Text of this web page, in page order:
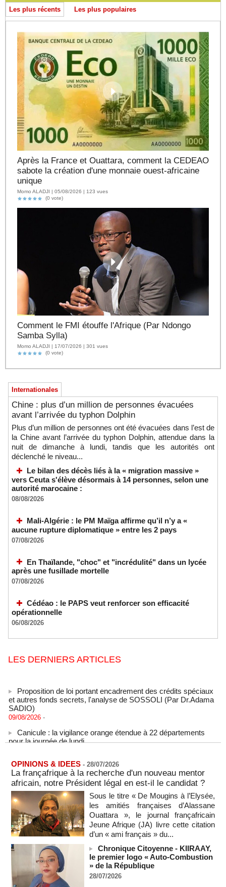
Les plus récents Les plus populaires
Après la France et Ouattara, comment la CEDEAO
sabote la création d'une monnaie ouest-africaine
unique
Momo ALADJI | 05/08/2026 | 123 vues
(0 vote)
Comment le FMI étouffe l'Afrique (Par Ndongo
Samba Sylla)
Momo ALADJI | 17/07/2026 | 301 vues
(0 vote)
Internationales
Chine : plus d’un million de personnes évacuées
avant l’arrivée du typhon Dolphin
Plus d’un million de personnes ont été évacuées dans l’est de
la Chine avant l’arrivée du typhon Dolphin, attendue dans la
nuit de dimanche à lundi, tandis que les autorités ont
déclenché le niveau...
Le bilan des décès liés à la « migration massive »
vers Ceuta s'élève désormais à 14 personnes, selon une
autorité marocaine :
08/08/2026
Mali-Algérie : le PM Maïga affirme qu’il n’y a «
aucune rupture diplomatique » entre les 2 pays
07/08/2026
En Thaïlande, "choc" et "incrédulité" dans un lycée
après une fusillade mortelle
07/08/2026
Cédéao : le PAPS veut renforcer son efficacité
opérationnelle
06/08/2026
LES DERNIERS ARTICLES
et autres fonds secrets, l'analyse de SOSSOLI (Par Dr.Adama
SADIO)
09/08/2026
pour la journée de lundi
09/08/2026 -
Biden s’est aggravé, annonce son fils
09/08/2026 -
Des échanges de frappes font cinq morts en Ukraine et en
Russie
09/08/2026 -
L'Iran exige pour rouvrir Ormuz que les Etats-Unis acceptent
"toutes" ses conditions
Iran : « aucune négociation directe » en cours avec les
États-Unis
09/08/2026 -
OPINIONS & IDEES - 28/07/2026
La françafrique à la recherche d'un nouveau mentor
africain, notre Président légal en est-il le candidat ?
Sous le titre « De Mougins à l’Elysée,
les amitiés françaises d’Alassane
Ouattara », le journal françafricain
Jeune Afrique (JA) livre cette citation
d’un « ami français » du...
Chronique Citoyenne - KIIRAAY,
le premier logo « Auto-Combustion
» de la République
28/07/2026